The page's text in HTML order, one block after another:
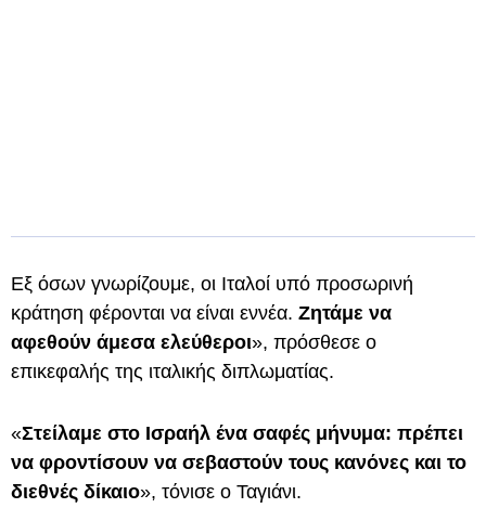
Εξ όσων γνωρίζουμε, οι Ιταλοί υπό προσωρινή
κράτηση φέρονται να είναι εννέα. Ζητάμε να
αφεθούν άμεσα ελεύθεροι», πρόσθεσε ο
επικεφαλής της ιταλικής διπλωματίας.
«Στείλαμε στο Ισραήλ ένα σαφές μήνυμα: πρέπει
να φροντίσουν να σεβαστούν τους κανόνες και το
διεθνές δίκαιο», τόνισε ο Ταγιάνι.